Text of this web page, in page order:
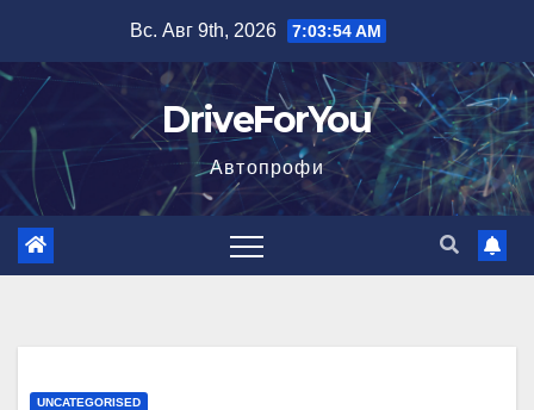
содержимому
Вс. Авг 9th, 2026 7:03:55 AM
DriveForYou
Автопрофи
UNCATEGORISED